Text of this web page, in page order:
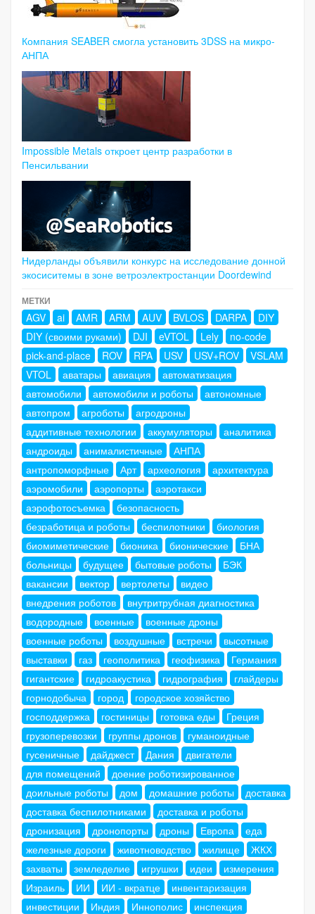
Компания SEABER смогла установить 3DSS на микро-
АНПА
Impossible Metals откроет центр разработки в
Пенсильвании
Нидерланды объявили конкурс на исследование донной
экосиситемы в зоне ветроэлектростанции Doordewind
МЕТКИ
AGV ai AMR ARM AUV BVLOS DARPA
DIY
DIY (своими руками)
DJI eVTOL Lely
no-code
pick-and-place
ROV RPA USV USV+ROV
VSLAM
VTOL
аватары авиация
автоматизация
автомобили
автомобили и роботы
автономные
автопром
агроботы
агродроны
аддитивные технологии
аккумуляторы
аналитика
андроиды
анималистичные
АНПА
антропоморфные
Арт археология
архитектура
аэромобили
аэропорты
аэротакси
аэрофотосъемка
безопасность
безработица и роботы
беспилотники
биология
биомиметические
бионика бионические
БНА
больницы
будущее бытовые роботы
БЭК
вакансии
вектор вертолеты
видео
внедрения роботов
внутритрубная диагностика
водородные
военные
военные дроны
военные роботы
воздушные встречи
высотные
выставки
газ геополитика геофизика
Германия
гигантские
гидроакустика гидрография
глайдеры
горнодобыча
город
городское хозяйство
господдержка
гостиницы готовка еды
Греция
грузоперевозки
группы дронов
гуманоидные
гусеничные
дайджест Дания
двигатели
для помещений
доение роботизированное
доильные роботы
дом домашние роботы
доставка
доставка беспилотниками
доставка и роботы
дронизация
дронопорты дроны Европа
еда
железные дороги
животноводство жилище
ЖКХ
захваты
земледелие игрушки идеи
измерения
Израиль
ИИ ИИ - вкратце
инвентаризация
инвестиции
Индия Иннополис
инспекция